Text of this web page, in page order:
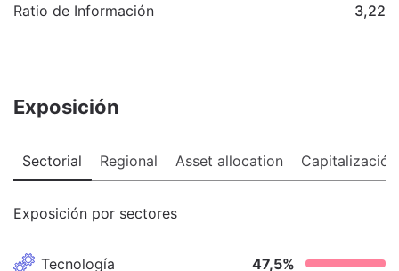
Ratio de Información 3,22
Exposición
Sectorial Regional Asset allocation Capitalización
Exposición por sectores
Tecnología 47,5%